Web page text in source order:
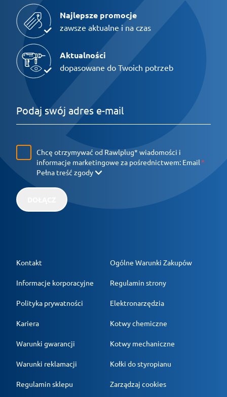
Najlepsze promocje
zawsze aktualne i na czas
Aktualności
dopasowane do Twoich potrzeb
Chcę otrzymywać od Rawlplug* wiadomości i
informacje marketingowe za pośrednictwem: Email
Pełna treść zgody
Kontakt
Informacje korporacyjne
Polityka prywatności
Kariera
Warunki gwarancji
Warunki reklamacji
Regulamin sklepu
Ogólne Warunki Zakupów
Regulamin strony
Elektronarzędzia
Kotwy chemiczne
Kotwy mechaniczne
Kołki do styropianu
Zarządzaj cookies